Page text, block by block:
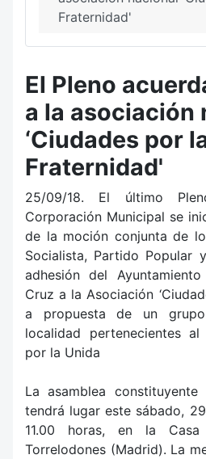
Fraternidad'
El Pleno
a la asociación
‘Ciudades por
Fraternidad'
25/09/18. El último
Corporación Municipal se
de la moción conjunta de
Socialista, Partido Popular
adhesión del
Cruz a la Asociación
a propuesta de un
localidad pertenecientes al
por la Unida
La asamblea
tendrá lugar este sábado,
11.00 horas, en la
Torrelodones (Madrid). La